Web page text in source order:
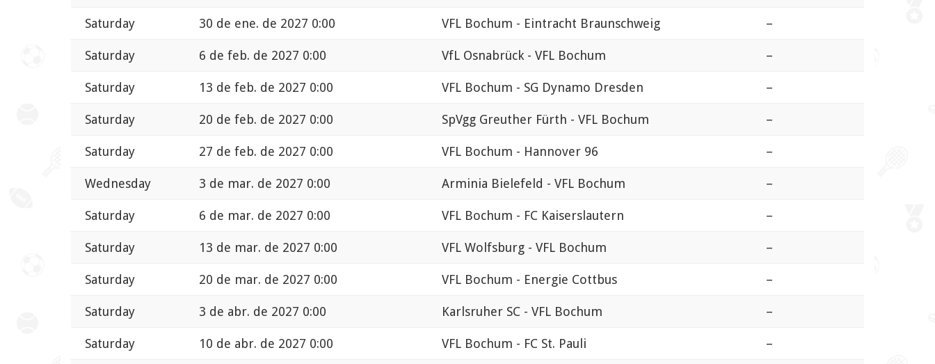
Saturday 30 de ene. de 2027 0:00 VFL Bochum - Eintracht Braunschweig –
Saturday 6 de feb. de 2027 0:00 VfL Osnabrück - VFL Bochum –
Saturday 13 de feb. de 2027 0:00 VFL Bochum - SG Dynamo Dresden –
Saturday 20 de feb. de 2027 0:00 SpVgg Greuther Fürth - VFL Bochum –
Saturday 27 de feb. de 2027 0:00 VFL Bochum - Hannover 96 –
Wednesday 3 de mar. de 2027 0:00 Arminia Bielefeld - VFL Bochum –
Saturday 6 de mar. de 2027 0:00 VFL Bochum - FC Kaiserslautern –
Saturday 13 de mar. de 2027 0:00 VFL Wolfsburg - VFL Bochum –
Saturday 20 de mar. de 2027 0:00 VFL Bochum - Energie Cottbus –
Saturday 3 de abr. de 2027 0:00 Karlsruher SC - VFL Bochum –
Saturday 10 de abr. de 2027 0:00 VFL Bochum - FC St. Pauli –